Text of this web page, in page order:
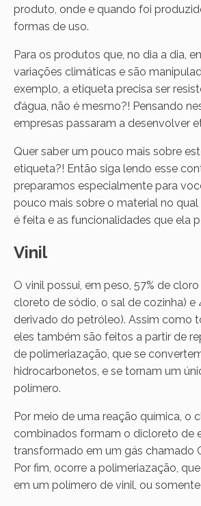
produto, onde e quando foi
formas de uso.
Para os produtos que, no dia a dia,
variações climáticas e são
exemplo, a etiqueta precisa ser
d’água, não é mesmo?! Pensando
empresas passaram a desenvolver
Quer saber um pouco mais sobre
etiqueta?! Então siga lendo esse
preparamos especialmente para
pouco mais sobre o material no
é feita e as funcionalidades que ela
Vinil
O vinil possui, em peso, 57% de
cloreto de sódio, o sal de cozinha) e
derivado do petróleo). Assim como
eles também são feitos a partir de
de polimeriazação, que se
hidrocarbonetos, e se tornam um
polímero.
Por meio de uma reação química, o
combinados formam o dicloreto de
transformado em um gás chamado
Por fim, ocorre a polimeriazação,
em um polímero de vinil, ou somente